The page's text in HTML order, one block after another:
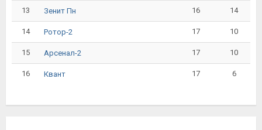
13 Зенит Пн 16 14
14 Ротор-2 17 10
15 Арсенал-2 17 10
16 Квант 17 6